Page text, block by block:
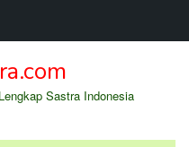
Sastra Indonesia